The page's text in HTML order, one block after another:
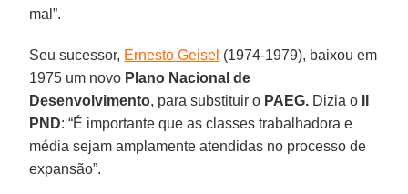
mal”.
Seu sucessor, Ernesto Geisel (1974-1979), baixou em
1975 um novo Plano Nacional de
Desenvolvimento, para substituir o PAEG. Dizia o
PND: “É importante que as classes trabalhadora e
média sejam amplamente atendidas no processo de
expansão”.